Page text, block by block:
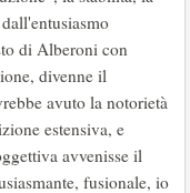
di Alberoni con
divenne il
avuto la notorietà
estensiva, e
avvenisse il
fusionale, io